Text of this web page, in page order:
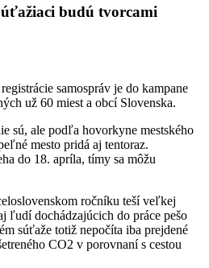
budú tvorcami
samospráv je do kampane
už 60 miest a obcí Slovenska.
sú, ale podľa hovorkyne mestského
mesto pridá aj tentoraz.
do 18. apríla, tímy sa môžu
ročníku teší veľkej
ľudí dochádzajúcich do práce pešo
súťaže totiž nepočíta iba prejdené
CO2 v porovnaní s cestou